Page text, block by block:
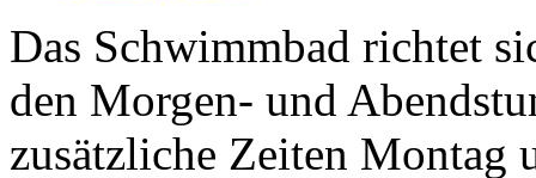
Das Schwimmbad richtet
den Morgen- und
zusätzliche Zeiten